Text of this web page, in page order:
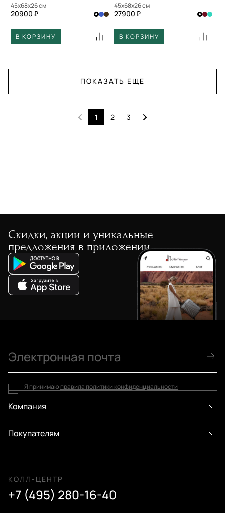
45x68x26 см
20900 ₽
В КОРЗИНУ
45x68x26 см
27900 ₽
В КОРЗИНУ
ПОКАЗАТЬ ЕЩЕ
1 2 3
Скидки, акции и уникальные
предложения в приложении
Компания
Покупателям
КОЛЛ-ЦЕНТР
+7 (495) 280-16-40
Я принимаю правила политики конфиденциальности